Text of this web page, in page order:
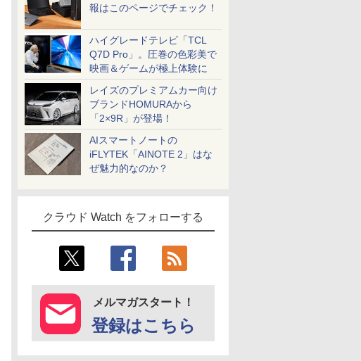
報はこのページでチェック！
ハイグレードテレビ「TCL
Q7D Pro」。圧巻の色彩美で
映画＆ゲームが極上体験に
レイズのプレミアムカー向け
ブランドHOMURAから
「2×9R」が登場！
AIスマートノートの
iFLYTEK「AINOTE 2」はな
ぜ魅力的なのか？
クラウド Watch をフォローする
メルマガスタート！
登録はこちら